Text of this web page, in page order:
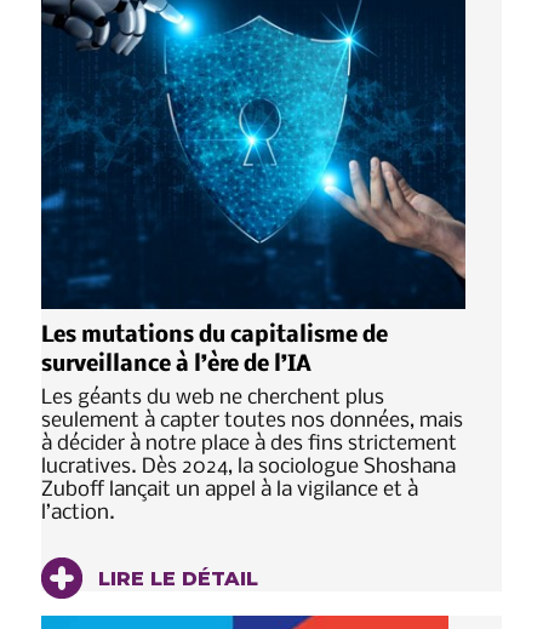
Les mutations du capitalisme de
surveillance à l’ère de l’IA
Les géants du web ne cherchent plus
seulement à capter toutes nos données, mais
à décider à notre place à des fins strictement
lucratives. Dès 2024, la sociologue Shoshana
Zuboff lançait un appel à la vigilance et à
l’action.
LIRE LE DÉTAIL